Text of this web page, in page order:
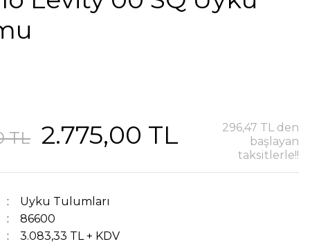
TL 2.775,00 TL
296,47 TL den
başlayan
taksitlerle!!
Uyku Tulumları
86600
3.083,33 TL + KDV